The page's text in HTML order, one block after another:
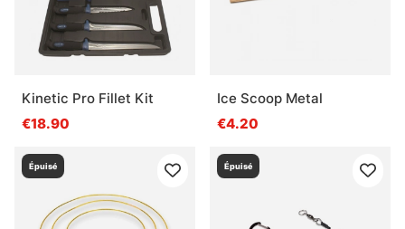
Kinetic Pro Fillet Kit
€18.90
Ice Scoop Metal
€4.20
Épuisé Épuisé